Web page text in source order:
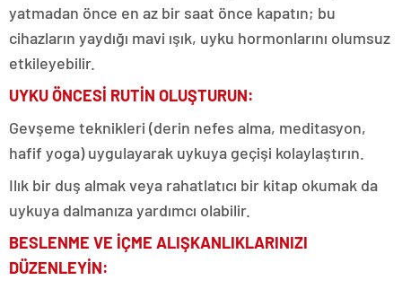
yatmadan önce en az bir saat önce kapatın; bu
cihazların yaydığı mavi ışık, uyku hormonlarını olumsuz
etkileyebilir.
UYKU ÖNCESİ RUTİN OLUŞTURUN:
Gevşeme teknikleri (derin nefes alma, meditasyon,
hafif yoga) uygulayarak uykuya geçişi kolaylaştırın.
Ilık bir duş almak veya rahatlatıcı bir kitap okumak da
uykuya dalmanıza yardımcı olabilir.
BESLENME VE İÇME ALIŞKANLIKLARINIZI
DÜZENLEYİN: